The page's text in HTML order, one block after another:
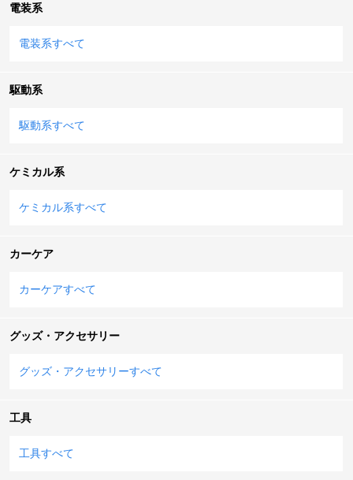
電装系
電装系すべて
駆動系
駆動系すべて
ケミカル系
ケミカル系すべて
カーケア
カーケアすべて
グッズ・アクセサリー
グッズ・アクセサリーすべて
工具
工具すべて